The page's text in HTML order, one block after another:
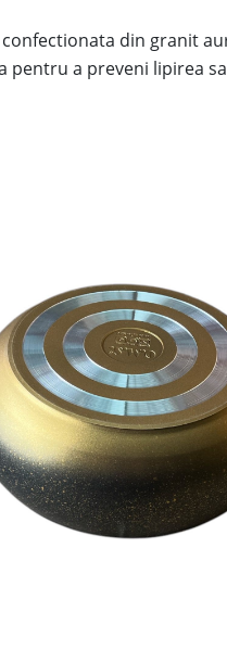
din granit
pentru a preveni lipirea